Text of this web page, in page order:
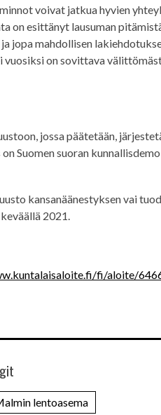
voivat jatkua hyvien
on esittänyt lausuman
jopa mahdollisen
on sovittava
jossa päätetään,
Suomen suoran
kansanäänestyksen vai
2021.
fi/aloite/
lentoasema